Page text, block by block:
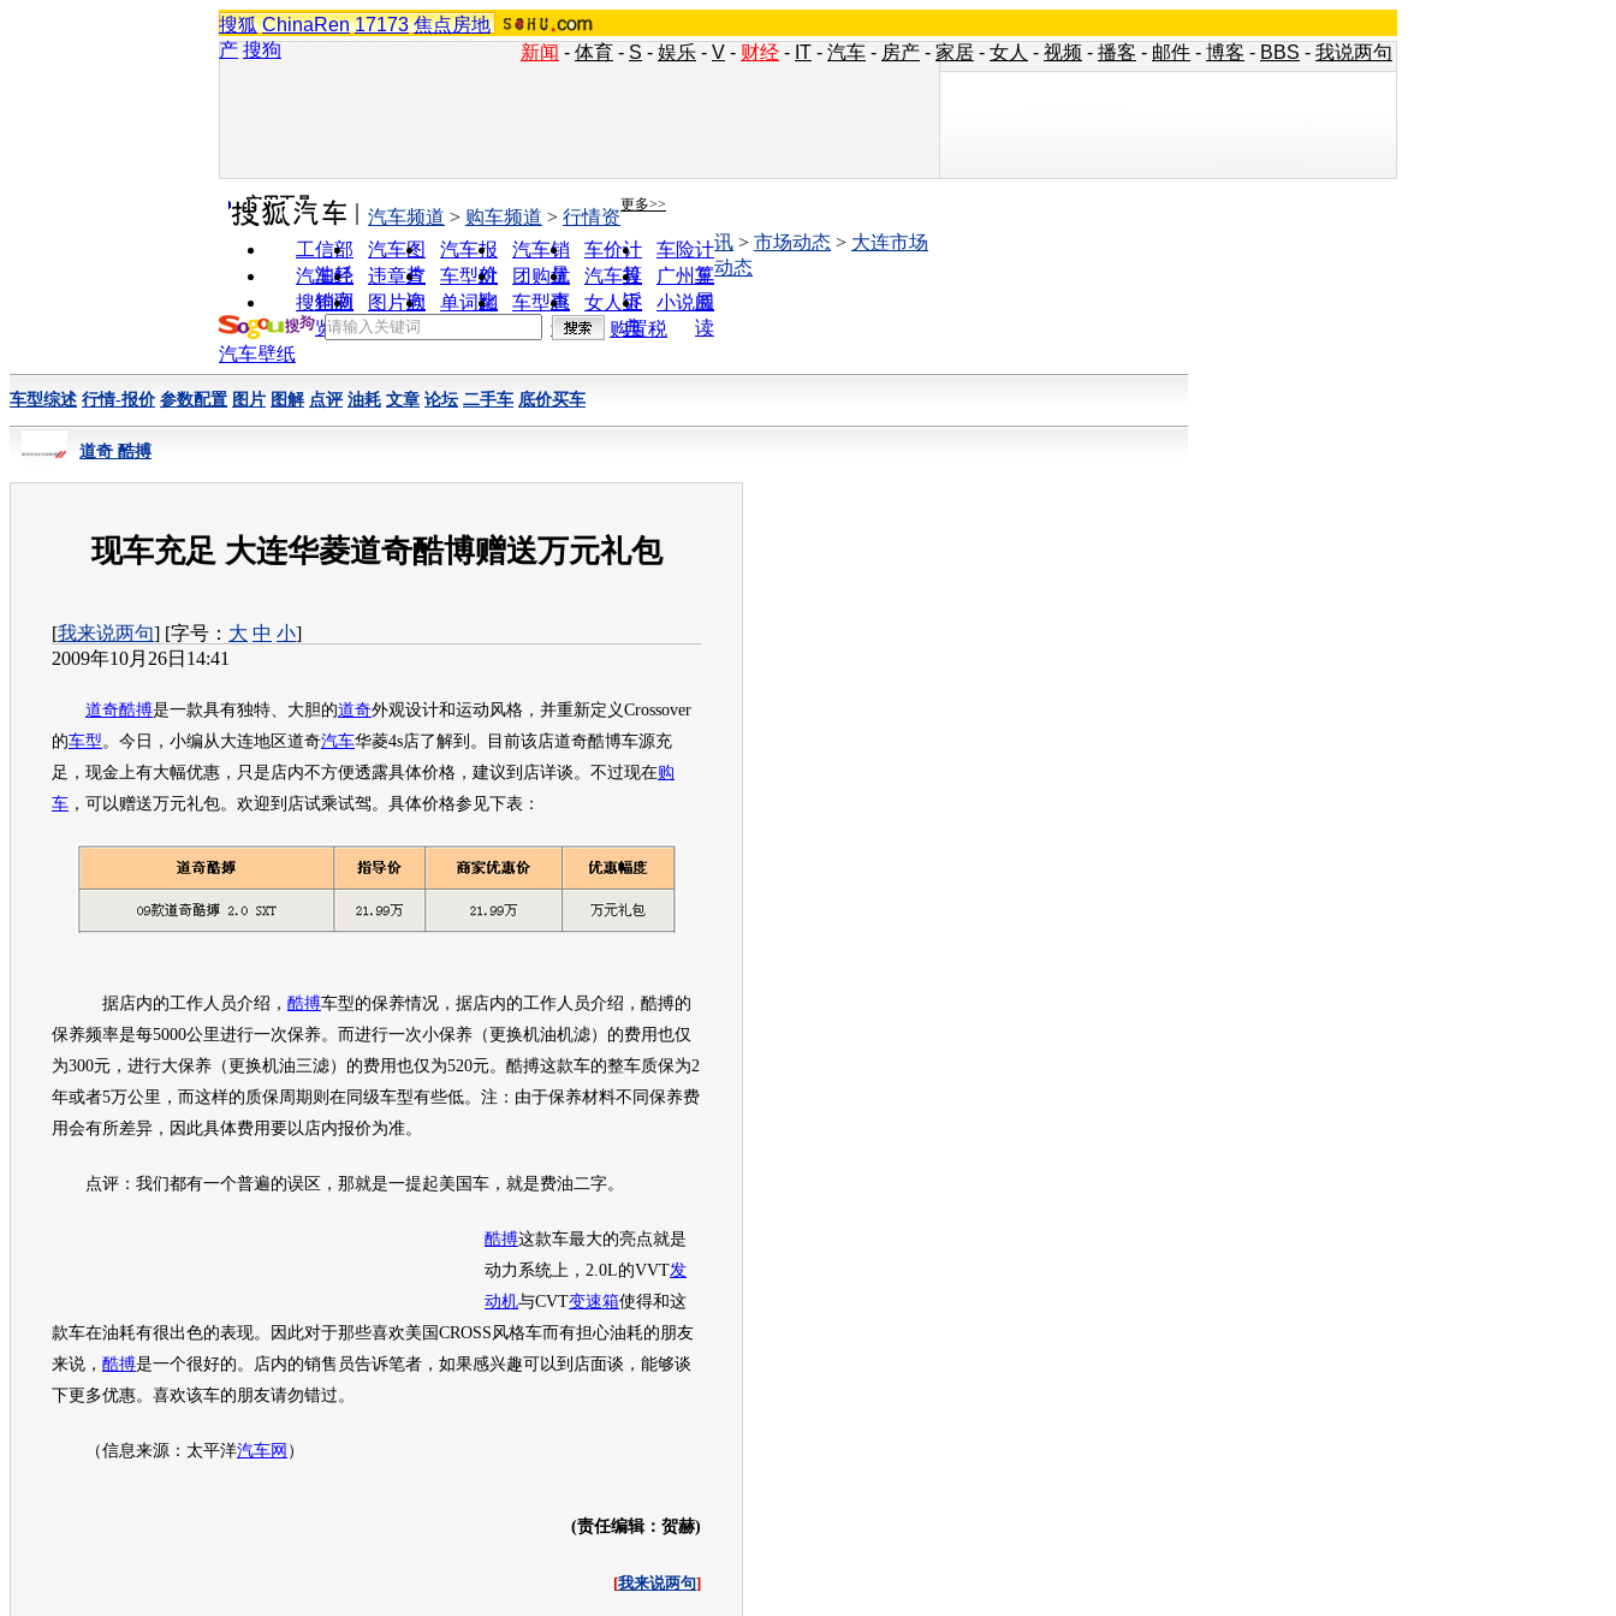
搜狐 ChinaRen 17173 焦点房地
产 搜狗 新闻 - 体育 - S - 娱乐 - V - 财经 - IT - 汽车 - 房产 - 家居 - 女人 - 视频 - 播客 - 邮件 - 博客 - BBS - 我说两句
实用工具 更多>>
工信部
油耗
汽车图
片
汽车报
价
汽车销
量
车价计
算
车险计
算
汽车经
销商
违章查
询
车型对
比
团购优
惠
汽车投
诉
广州车
展
搜狗浏
览器
图片欣
赏
单词翻
车型查
询
女人宝
典
小说阅
读
汽车频道 > 购车频道 > 行情资
讯 > 市场动态 > 大连市场
动态
购置税
汽车壁纸
车型综述 行情-报价 参数配置 图片 图解 点评 油耗 文章 论坛 二手车 底价买车
道奇 酷搏
现车充足 大连华菱道奇酷博赠送万元礼包
[我来说两句] [字号： 大 中 小]
2009年10月26日14:41
道奇酷搏是一款具有独特、大胆的道奇外观设计和运动风格，并重新定义Crossover
的车型 。今日，小编从大连地区道奇汽车华菱4s店了解到。目前该店道奇酷博车源充
足，现金上有大幅优惠，只是店内不方便透露具体价格，建议到店详谈。不过现在购
车 ，可以赠送万元礼包。欢迎到店试乘试驾。具体价格参见下表：
据店内的工作人员介绍， 酷搏车型的保养情况，据店内的工作人员介绍， 酷搏的
保养频率是每5000公里进行一次保养。而进行一次小保养（更换机油机滤）的费用也仅
为300元，进行大保养（更换机油三滤）的费用也仅为520元。 酷搏这款车的整车质保为2
年或者5万公里，而这样的质保周期则在同级车型有些低。注：由于保养材料不同保养费
用会有所差异，因此具体费用要以店内报价为准。
点评：我们都有一个普遍的误区，那就是一提起美国车，就是费油二字。
酷搏这款车最大的亮点就是
动力系统上，2.0L的VVT发
动机与CVT变速箱使得和这
款车在油耗有很出色的表现。因此对于那些喜欢美国CROSS风格车而有担心油耗的朋友
来说， 酷搏是一个很好的。店内的销售员告诉笔者，如果感兴趣可以到店面谈，能够谈
下更多优惠。喜欢该车的朋友请勿错过。
（信息来源：太平洋汽车网 ）
(责任编辑：贺赫)
[我来说两句]